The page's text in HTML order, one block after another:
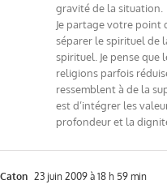
gravité de la situation.
Je partage votre point
séparer le spirituel de
spirituel. Je pense que
religions parfois
ressemblent à de la
est d’intégrer les
profondeur et la
Caton 23 juin 2009 à 18 h 59 min